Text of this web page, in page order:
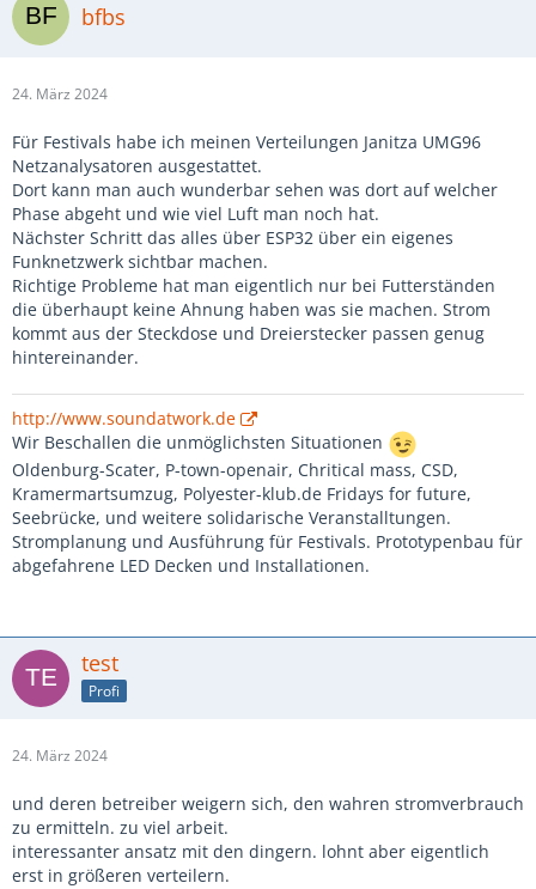
bfbs
24. März 2024
Für Festivals habe ich meinen Verteilungen Janitza UMG96
Netzanalysatoren ausgestattet.
Dort kann man auch wunderbar sehen was dort auf welcher
Phase abgeht und wie viel Luft man noch hat.
Nächster Schritt das alles über ESP32 über ein eigenes
Funknetzwerk sichtbar machen.
Richtige Probleme hat man eigentlich nur bei Futterständen
die überhaupt keine Ahnung haben was sie machen. Strom
kommt aus der Steckdose und Dreierstecker passen genug
hintereinander.
http://www.soundatwork.de
Wir Beschallen die unmöglichsten Situationen
Oldenburg-Scater, P-town-openair, Chritical mass, CSD,
Kramermartsumzug, Polyester-klub.de Fridays for future,
Seebrücke, und weitere solidarische Veranstalltungen.
Stromplanung und Ausführung für Festivals. Prototypenbau für
abgefahrene LED Decken und Installationen.
test
Profi
24. März 2024
und deren betreiber weigern sich, den wahren stromverbrauch
zu ermitteln. zu viel arbeit.
interessanter ansatz mit den dingern. lohnt aber eigentlich
erst in größeren verteilern.